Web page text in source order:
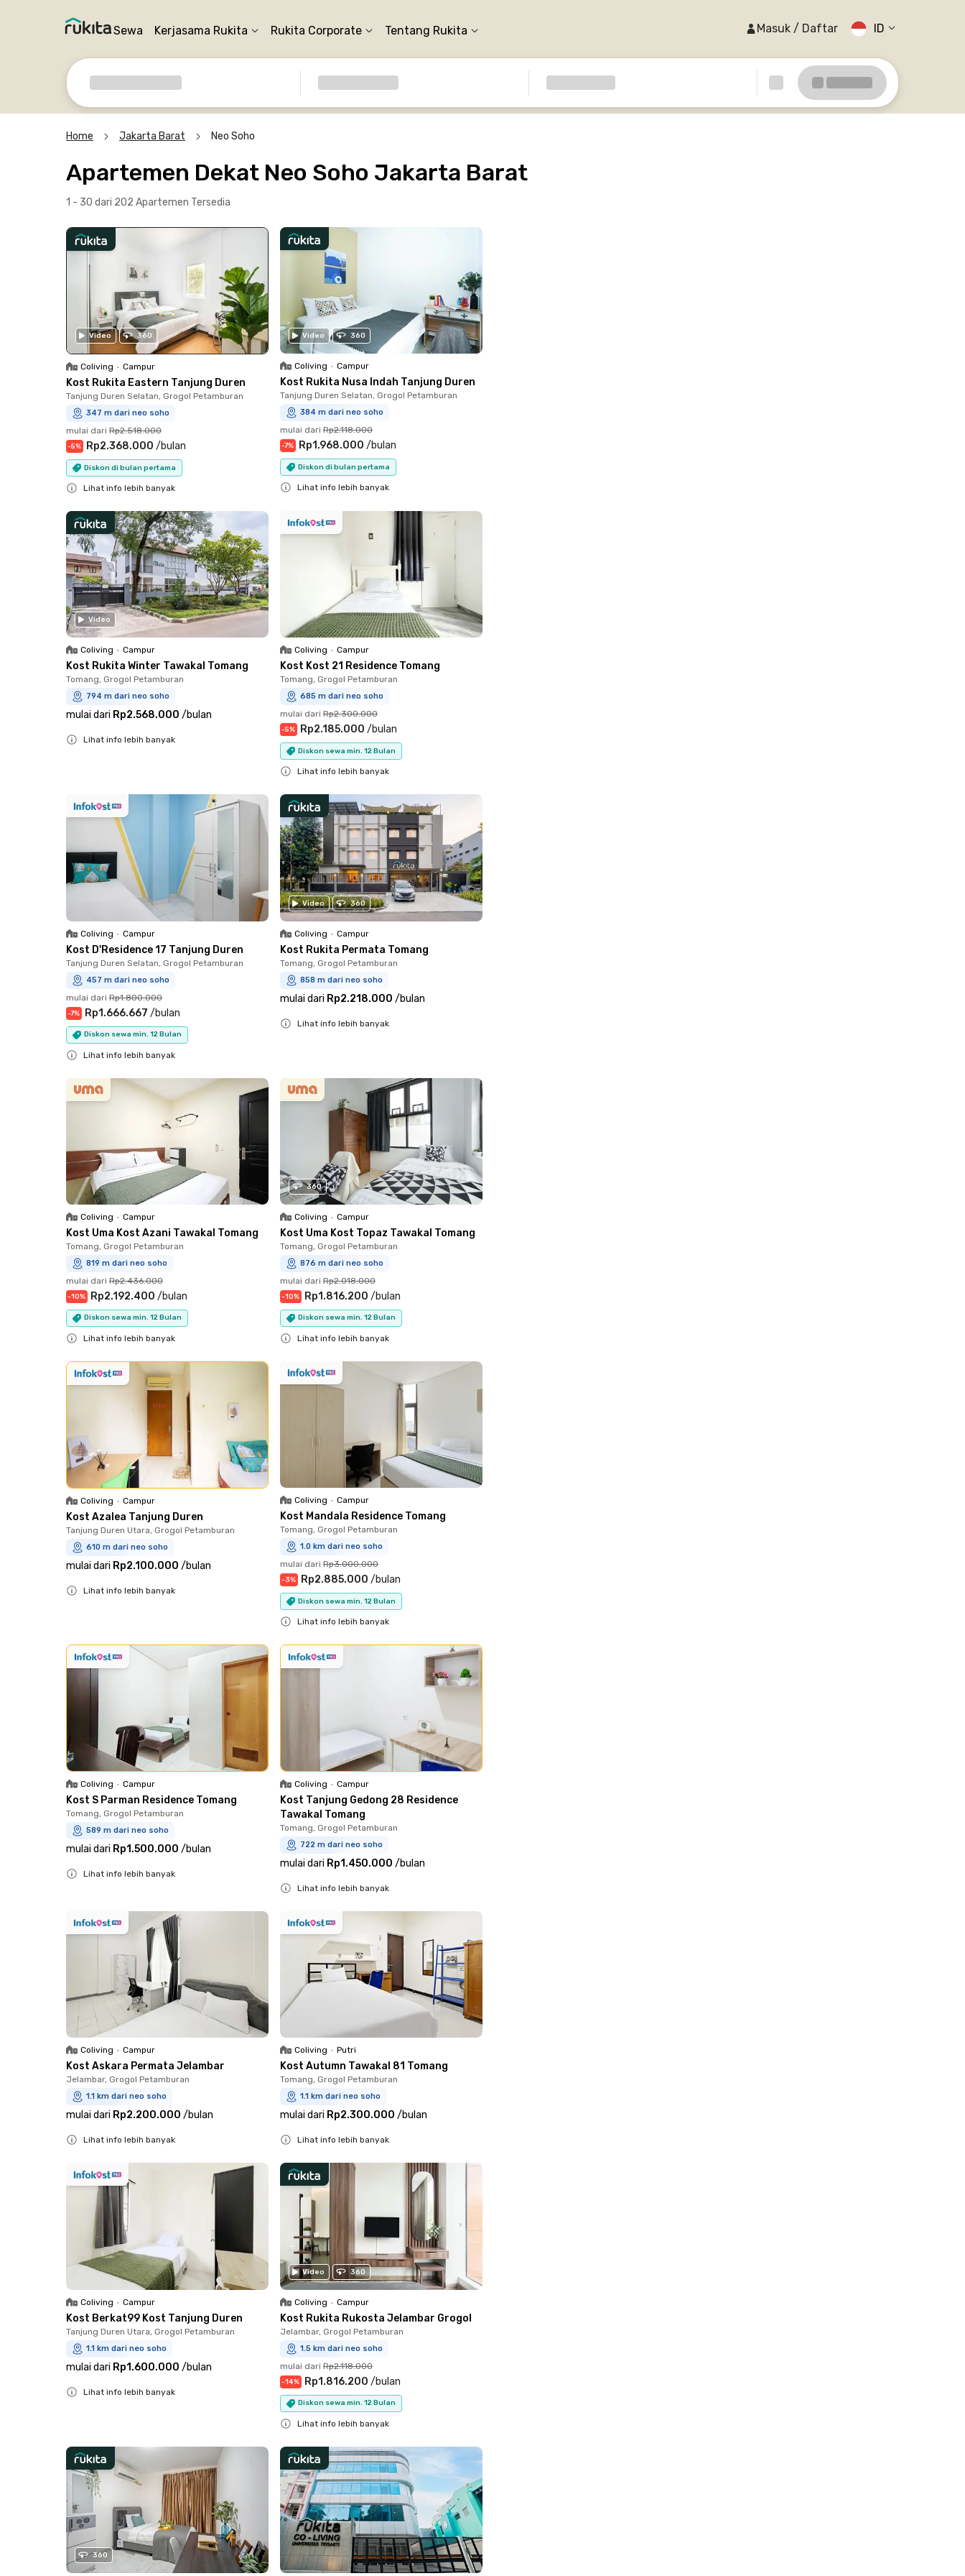
Sewa Kerjasama Rukita Rukita Corporate Tentang Rukita Masuk / Daftar ID
Home Jakarta Barat Neo Soho
Apartemen Dekat Neo Soho Jakarta Barat
1 - 30 dari 202 Apartemen Tersedia
Video 360
Coliving • Campur
Kost Rukita Eastern Tanjung Duren
Tanjung Duren Selatan, Grogol Petamburan
347 m dari neo soho
mulai dari Rp2.518.000
-5% Rp2.368.000 /bulan
Diskon di bulan pertama
Lihat info lebih banyak
Video 360
Coliving • Campur
Kost Rukita Nusa Indah Tanjung Duren
Tanjung Duren Selatan, Grogol Petamburan
384 m dari neo soho
mulai dari Rp2.118.000
-7% Rp1.968.000 /bulan
Diskon di bulan pertama
Lihat info lebih banyak
Video
Coliving • Campur
Kost Rukita Winter Tawakal Tomang
Tomang, Grogol Petamburan
794 m dari neo soho
mulai dari Rp2.568.000 /bulan
Lihat info lebih banyak
Coliving • Campur
Kost Kost 21 Residence Tomang
Tomang, Grogol Petamburan
685 m dari neo soho
mulai dari Rp2.300.000
-5% Rp2.185.000 /bulan
Diskon sewa min. 12 Bulan
Lihat info lebih banyak
Coliving • Campur
Kost D'Residence 17 Tanjung Duren
Tanjung Duren Selatan, Grogol Petamburan
457 m dari neo soho
mulai dari Rp1.800.000
-7% Rp1.666.667 /bulan
Diskon sewa min. 12 Bulan
Lihat info lebih banyak
Video 360
Coliving • Campur
Kost Rukita Permata Tomang
Tomang, Grogol Petamburan
858 m dari neo soho
mulai dari Rp2.218.000 /bulan
Lihat info lebih banyak
Coliving • Campur
Kost Uma Kost Azani Tawakal Tomang
Tomang, Grogol Petamburan
819 m dari neo soho
mulai dari Rp2.436.000
-10% Rp2.192.400 /bulan
Diskon sewa min. 12 Bulan
Lihat info lebih banyak
360
Coliving • Campur
Kost Uma Kost Topaz Tawakal Tomang
Tomang, Grogol Petamburan
876 m dari neo soho
mulai dari Rp2.018.000
-10% Rp1.816.200 /bulan
Diskon sewa min. 12 Bulan
Lihat info lebih banyak
Coliving • Campur
Kost Azalea Tanjung Duren
Tanjung Duren Utara, Grogol Petamburan
610 m dari neo soho
mulai dari Rp2.100.000 /bulan
Lihat info lebih banyak
Coliving • Campur
Kost Mandala Residence Tomang
Tomang, Grogol Petamburan
1.0 km dari neo soho
mulai dari Rp3.000.000
-3% Rp2.885.000 /bulan
Diskon sewa min. 12 Bulan
Lihat info lebih banyak
Coliving • Campur
Kost S Parman Residence Tomang
Tomang, Grogol Petamburan
589 m dari neo soho
mulai dari Rp1.500.000 /bulan
Lihat info lebih banyak
Coliving • Campur
Kost Tanjung Gedong 28 Residence
Tawakal Tomang
Tomang, Grogol Petamburan
722 m dari neo soho
mulai dari Rp1.450.000 /bulan
Lihat info lebih banyak
Coliving • Campur
Kost Askara Permata Jelambar
Jelambar, Grogol Petamburan
1.1 km dari neo soho
mulai dari Rp2.200.000 /bulan
Lihat info lebih banyak
Coliving • Putri
Kost Autumn Tawakal 81 Tomang
Tomang, Grogol Petamburan
1.1 km dari neo soho
mulai dari Rp2.300.000 /bulan
Lihat info lebih banyak
Coliving • Campur
Kost Berkat99 Kost Tanjung Duren
Tanjung Duren Utara, Grogol Petamburan
1.1 km dari neo soho
mulai dari Rp1.600.000 /bulan
Lihat info lebih banyak
Video 360
Coliving • Campur
Kost Rukita Rukosta Jelambar Grogol
Jelambar, Grogol Petamburan
1.5 km dari neo soho
mulai dari Rp2.118.000
-14% Rp1.816.200 /bulan
Diskon sewa min. 12 Bulan
Lihat info lebih banyak
360